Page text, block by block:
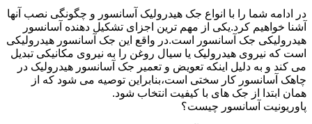
در ادامه شما را با انواع جک هیدرولیک آسانسور و چگونگی نصب آنها
آشنا خواهیم کرد.یکی از مهم ترین اجزای تشکیل دهنده آسانسور
هیدرولیکی جک آسانسور است.در واقع این جک آسانسور هیدرولیکی
است که نیروی هیدرولیک یا سیال روغن را به نیروی مکانیکی تبدیل
می کند و به دلیل اینکه تعویض و تعمیر جک آسانسور هیدرولیک در
چاهک آسانسور کار سختی است،بنابراین توصیه می شود که از
همان ابتدا از جک های با کیفیت انتخاب شود.
پاوریونیت آسانسور چیست؟